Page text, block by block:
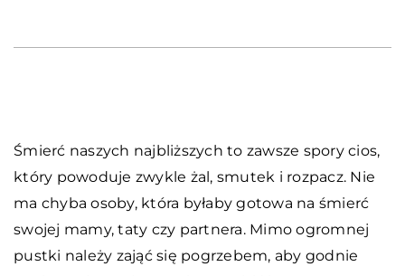
Śmierć naszych najbliższych to zawsze spory cios,
który powoduje zwykle żal, smutek i rozpacz. Nie
ma chyba osoby, która byłaby gotowa na śmierć
swojej mamy, taty czy partnera. Mimo ogromnej
pustki należy zająć się pogrzebem, aby godnie